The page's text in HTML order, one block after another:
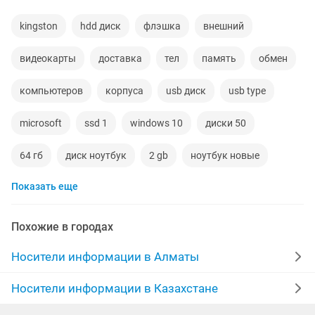
kingston hdd диск флэшка внешний
видеокарты доставка тел память обмен
компьютеров корпуса usb диск usb type
microsoft ssd 1 windows 10 диски 50
64 гб диск ноутбук 2 gb ноутбук новые
новы телефон
адаптеры диски на пк windows 8
ноутбуки ssd жесткий д windows 7
Показать еще
Похожие в городах
Носители информации в Алматы
Носители информации в Казахстане